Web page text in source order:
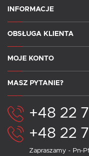
INFORMACJE
OBSŁUGA KLIENTA
MOJE KONTO
MASZ PYTANIE?
+48 22
+48 22
Zapraszamy - Pn-